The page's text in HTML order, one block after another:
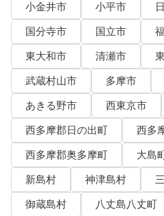
小金井市
小平市
国分寺市
国立市
東大和市
清瀬市
武蔵村山市
多摩市
あきる野市
西東京市
西多摩郡日の出町
西多
西多摩郡奥多摩町
大島
新島村
神津島村
御蔵島村
八丈島八丈町